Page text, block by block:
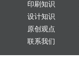
印刷知识
设计知识
原创观点
联系我们